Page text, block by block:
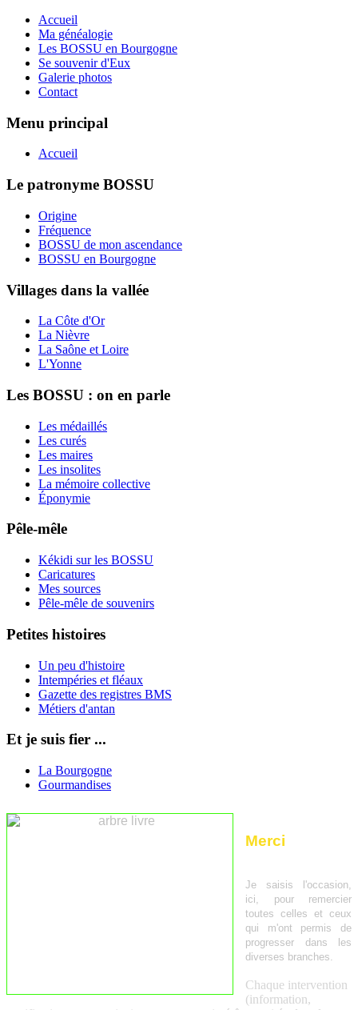
Accueil
Ma généalogie
Les BOSSU en Bourgogne
Se souvenir d'Eux
Galerie photos
Contact
Menu principal
Accueil
Le patronyme BOSSU
Origine
Fréquence
BOSSU de mon ascendance
BOSSU en Bourgogne
Villages dans la vallée
La Côte d'Or
La Nièvre
La Saône et Loire
L'Yonne
Les BOSSU : on en parle
Les médaillés
Les curés
Les maires
Les insolites
La mémoire collective
Éponymie
Pêle-mêle
Kékidi sur les BOSSU
Caricatures
Mes sources
Pêle-mêle de souvenirs
Petites histoires
Un peu d'histoire
Intempéries et fléaux
Gazette des registres BMS
Métiers d'antan
Et je suis fier ...
La Bourgogne
Gourmandises
Merci
Je saisis l'occasion,
ici, pour remercier
toutes celles et ceux
qui m'ont permis de
progresser dans les
diverses branches.
Chaque intervention
(information,